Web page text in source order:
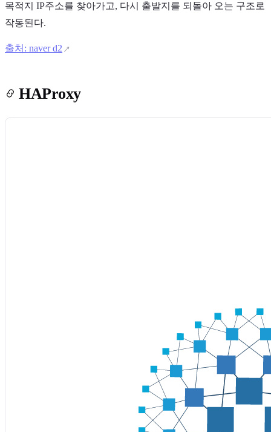
목적지 IP주소를 찾아가고, 다시 출발지를 되돌아 오는 구조로
작동된다.
출처: naver d2
HAProxy